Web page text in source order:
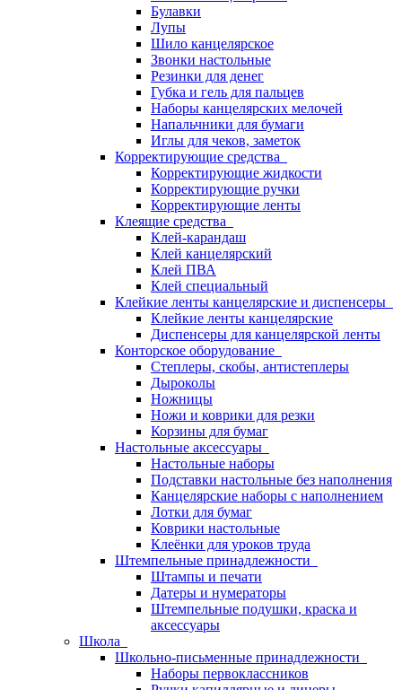
Булавки
Лупы
Шило канцелярское
Звонки настольные
Резинки для денег
Губка и гель для пальцев
Наборы канцелярских мелочей
Напальчники для бумаги
Иглы для чеков, заметок
Корректирующие средства
Корректирующие жидкости
Корректирующие ручки
Корректирующие ленты
Клеящие средства
Клей-карандаш
Клей канцелярский
Клей ПВА
Клей специальный
Клейкие ленты канцелярские и диспенсеры
Клейкие ленты канцелярские
Диспенсеры для канцелярской ленты
Конторское оборудование
Степлеры, скобы, антистеплеры
Дыроколы
Ножницы
Ножи и коврики для резки
Корзины для бумаг
Настольные аксессуары
Настольные наборы
Подставки настольные без наполнения
Канцелярские наборы с наполнением
Лотки для бумаг
Коврики настольные
Клеёнки для уроков труда
Штемпельные принадлежности
Штампы и печати
Датеры и нумераторы
Штемпельные подушки, краска и
аксессуары
Школа
Школьно-письменные принадлежности
Наборы первоклассников